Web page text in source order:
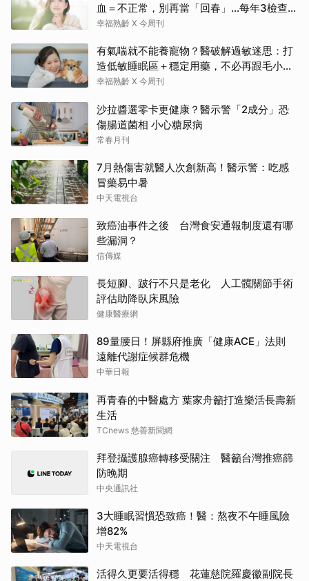
血＝不正常，別再當「回春」…每年3檢查保
命：早期治癒率達9成5
幸福熟齡 X 今周刊
有氣喘就不能養寵物？醫破解過敏迷思：打
造低敏睡眠區＋穩定用藥，不必再跟毛小孩
分離
幸福熟齡 X 今周刊
沙拉醬選零卡更健康？醫示警「2成分」恐
傷腸道菌相 小心糖尿病
常春月刊
7月熱傷害就醫人次創新高！醫示警：吃感
冒藥易中暑
中天電視台
致癌油事件之後 台灣食安通報制度還有哪
些漏洞？
信傳媒
長短腳、跛行不只是老化 人工髖關節手術
評估助降臥床風險
健康醫療網
89量腰日！屏縣府推廣「健康ACE」法則
遠離代謝症候群危機
中華日報
再青春的中醫處方 葉家舟籲打造樂活長壽新
生活
TCnews 慈善新聞網
拜登攝護腺癌轉移受關注 醫籲台灣推癌篩
防晚期
中央通訊社
3大睡眠習慣恐致癌！醫：熬夜不午睡風險
增82%
中天電視台
活得久更要活得穩 花蓮慈院羅慶徽副院長